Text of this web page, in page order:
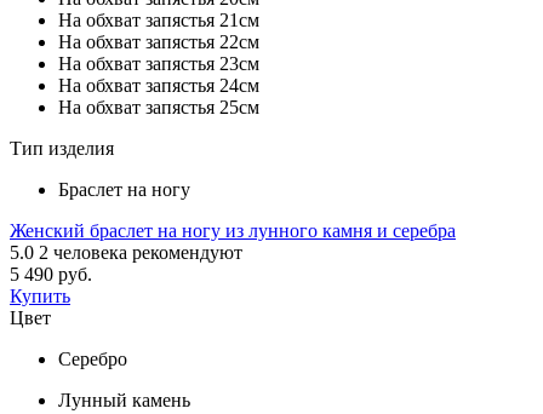
На обхват запястья 21см
На обхват запястья 22см
На обхват запястья 23см
На обхват запястья 24см
На обхват запястья 25см
Тип изделия
Браслет на ногу
Женский браслет на ногу из лунного камня и серебра
5.0 2 человека рекомендуют
5 490 руб.
Купить
Цвет
Серебро
Лунный камень